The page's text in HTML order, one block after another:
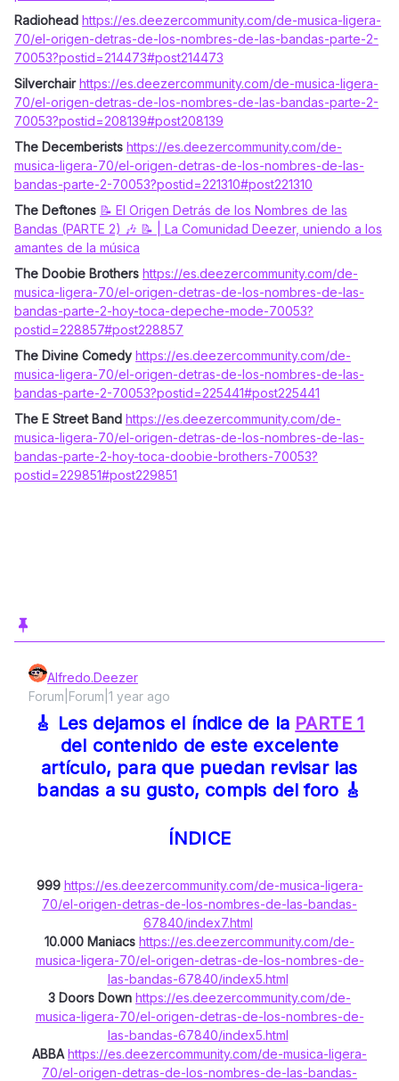
Radiohead https://es.deezercommunity.com/de-musica-ligera-
70/el-origen-detras-de-los-nombres-de-las-bandas-parte-2-
70053?postid=214473#post214473
Silverchair https://es.deezercommunity.com/de-musica-ligera-
70/el-origen-detras-de-los-nombres-de-las-bandas-parte-2-
70053?postid=208139#post208139
The Decemberists https://es.deezercommunity.com/de-
musica-ligera-70/el-origen-detras-de-los-nombres-de-las-
bandas-parte-2-70053?postid=221310#post221310
The Deftones 📝 El Origen Detrás de los Nombres de las
Bandas (PARTE 2) 🎶 📝 | La Comunidad Deezer, uniendo a los
amantes de la música
The Doobie Brothers https://es.deezercommunity.com/de-
musica-ligera-70/el-origen-detras-de-los-nombres-de-las-
bandas-parte-2-hoy-toca-depeche-mode-70053?
postid=228857#post228857
The Divine Comedy https://es.deezercommunity.com/de-
musica-ligera-70/el-origen-detras-de-los-nombres-de-las-
bandas-parte-2-70053?postid=225441#post225441
The E Street Band https://es.deezercommunity.com/de-
musica-ligera-70/el-origen-detras-de-los-nombres-de-las-
bandas-parte-2-hoy-toca-doobie-brothers-70053?
postid=229851#post229851
Alfredo.Deezer
Forum|Forum|1 year ago
🎸 Les dejamos el índice de la PARTE 1
del contenido de este excelente
artículo, para que puedan revisar las
bandas a su gusto, compis del foro 🎸
ÍNDICE
999 https://es.deezercommunity.com/de-musica-ligera-
70/el-origen-detras-de-los-nombres-de-las-bandas-
67840/index7.html
10.000 Maniacs https://es.deezercommunity.com/de-
musica-ligera-70/el-origen-detras-de-los-nombres-de-
las-bandas-67840/index5.html
3 Doors Down https://es.deezercommunity.com/de-
musica-ligera-70/el-origen-detras-de-los-nombres-de-
las-bandas-67840/index5.html
ABBA https://es.deezercommunity.com/de-musica-ligera-
70/el-origen-detras-de-los-nombres-de-las-bandas-